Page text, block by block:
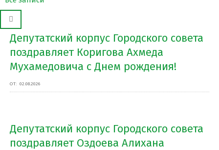
Депутатский корпус Городского совета
поздравляет Коригова Ахмеда
Мухамедовича с Днем рождения!
ОТ: 02.08.2026
Депутатский корпус Городского совета
поздравляет Оздоева Алихана